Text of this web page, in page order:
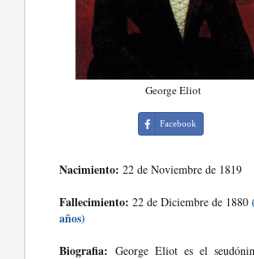
George Eliot
Facebook
Nacimiento: 22 de Noviembre de 1819
Fallecimiento: 22 de Diciembre de 1880
años)
Biografia: George Eliot es el